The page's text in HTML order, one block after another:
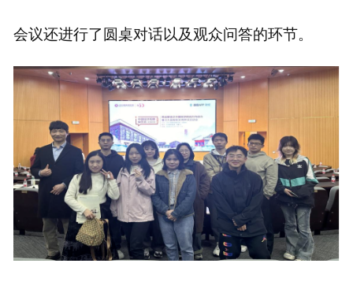
会议还进行了圆桌对话以及观众问答的环节。